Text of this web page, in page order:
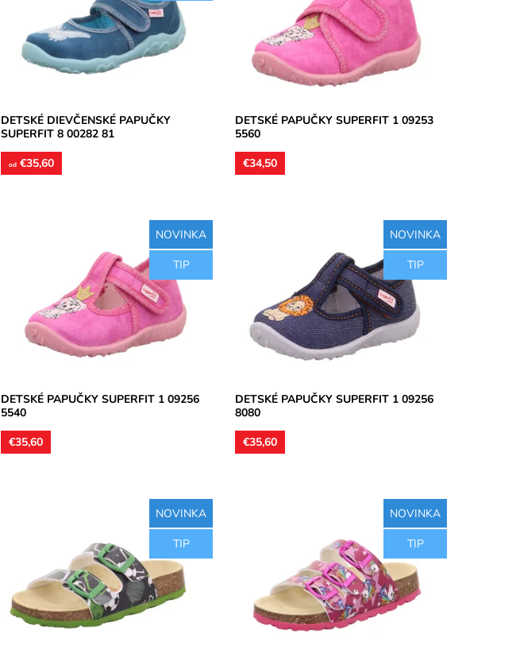
chodidlo, model detskej obuvi je vhodný
Dostupnosť:
Skladom
Značka:
Superfit
Záruka:
2 roky
DETSKÉ DIEVČENSKÉ PAPUČKY
SUPERFIT 8 00282 81
od €35,60
Dostupnosť:
Skladom
Značka:
Superfit
Záruka:
2 roky
DETSKÉ PAPUČKY SUPERFIT 1 09253
5560
€34,50
NOVINKA
TIP
Detské papučky so spevnenou pätou,
zvršok, vnútorná časť aj stielka textil.
Papučky vhodné pre úzke a stredne
Dostupnosť:
Skladom
Značka:
Superfit
Záruka:
2 roky
DETSKÉ PAPUČKY SUPERFIT 1 09256
5540
€35,60
NOVINKA
TIP
Detské papučky so spevnenou pätou,
zvršok, vnútorná časť aj stielka textil.
Papučky vhodné pre úzke a stredne
Dostupnosť:
Skladom
Značka:
Superfit
Záruka:
2 roky
DETSKÉ PAPUČKY SUPERFIT 1 09256
8080
€35,60
NOVINKA
TIP
Detské šľapky vyrobené z pružného
korku. Stielky sú kožené s vytvarovanou
pozdĺžnou a priečnou klembou. Pracky
Dostupnosť:
Skladom
Značka:
Superfit
Záruka:
2 roky
NOVINKA
TIP
Detské šlapky vyrobené z pružného
korku. Stielky sú kožené s vytvarovanou
pozdĺžnou a priečnou klembou. Pracky
Dostupnosť:
Skladom
Značka:
Superfit
Záruka:
2 roky